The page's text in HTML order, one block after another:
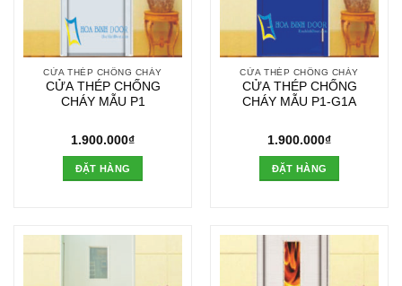
CỬA THÉP CHỐNG CHÁY
CỬA THÉP CHỐNG
CHÁY MẪU P1
1.900.000₫
ĐẶT HÀNG
CỬA THÉP CHỐNG CHÁY
CỬA THÉP CHỐNG
CHÁY MẪU P1-G1A
1.900.000₫
ĐẶT HÀNG